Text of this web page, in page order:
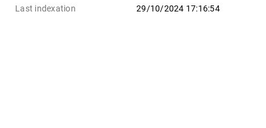
Last indexation
29/10/2024 17:16:54